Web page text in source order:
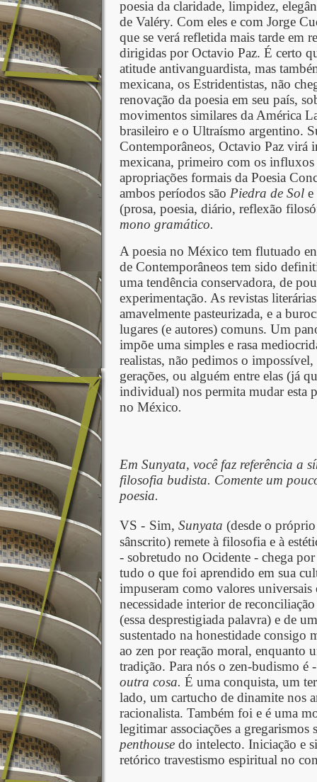
poesia da claridade, limpidez,
de Valéry. Com eles e com Jorge
que se verá refletida mais tarde em
dirigidas por Octavio Paz. É certo
atitude antivanguardista, mas
mexicana, os Estridentistas, não
renovação da poesia em seu país,
movimentos similares da América
brasileiro e o Ultraísmo argentino.
Contemporâneos, Octavio Paz virá
mexicana, primeiro com os influxos
apropriações formais da Poesia
ambos períodos são Piedra de Sol e
(prosa, poesia, diário, reflexão
mono gramático.
A poesia no México tem flutuado
de Contemporâneos tem sido
uma tendência conservadora, de
experimentação. As revistas
amavelmente pasteurizada, e a
lugares (e autores) comuns. Um
impõe uma simples e rasa
realistas, não pedimos o
gerações, ou alguém entre elas (já
individual) nos permita mudar esta
no México.
Em Sunyata, você faz referência a
filosofia budista. Comente um
poesia.
VS - Sim, Sunyata (desde o
sânscrito) remete à filosofia e à
- sobretudo no Ocidente - chega
tudo o que foi aprendido em sua
impuseram como valores universais
necessidade interior de
(essa desprestigiada palavra) e de
sustentado na honestidade consigo
ao zen por reação moral, enquanto
tradição. Para nós o zen-budismo é
outra cosa. É uma conquista, um
lado, um cartucho de dinamite nos
racionalista. Também foi e é uma
legitimar associações a
penthouse do intelecto. Iniciação e
retórico travestismo espiritual no